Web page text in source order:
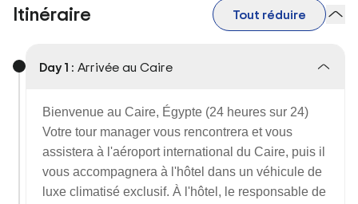
Itinéraire Tout réduire
Day 1 : Arrivée au Caire
Bienvenue au Caire, Égypte (24 heures sur 24)
Votre tour manager vous rencontrera et vous
assistera à l'aéroport international du Caire, puis il
vous accompagnera à l'hôtel dans un véhicule de
luxe climatisé exclusif. À l'hôtel, le responsable de